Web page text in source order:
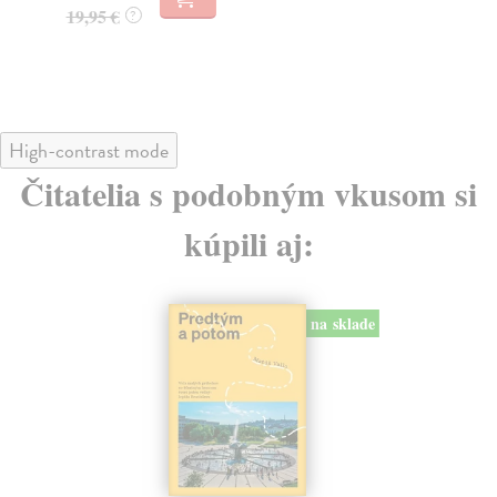
32,85 € ?
High-contrast mode
Čitatelia s podobným vkusom si
kúpili aj: